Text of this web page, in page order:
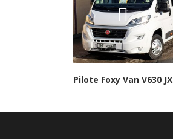
Pilote Foxy Van V630 JX